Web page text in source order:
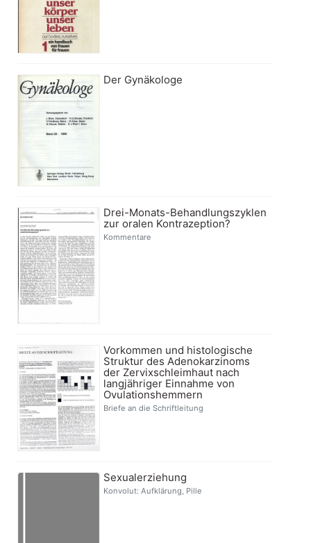
Der Gynäkologe
Drei-Monats-Behandlungszyklen
zur oralen Kontrazeption?
Kommentare
Vorkommen und histologische
Struktur des Adenokarzinoms
der Zervixschleimhaut nach
langjähriger Einnahme von
Ovulationshemmern
Briefe an die Schriftleitung
Sexualerziehung
Konvolut: Aufklärung, Pille